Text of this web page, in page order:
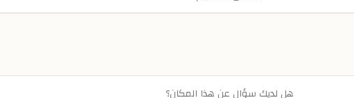
هل لديك سؤال عن هذا المكان؟